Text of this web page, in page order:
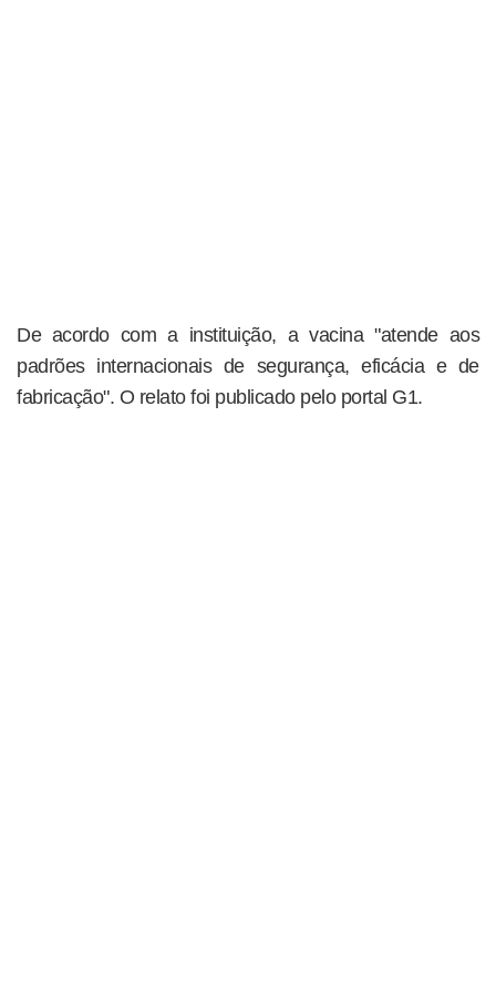
De acordo com a instituição, a vacina "atende aos
padrões internacionais de segurança, eficácia e de
fabricação". O relato foi publicado pelo portal G1.